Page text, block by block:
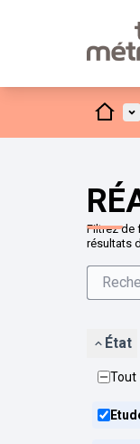
Filtrez de
résultats
État
Tout